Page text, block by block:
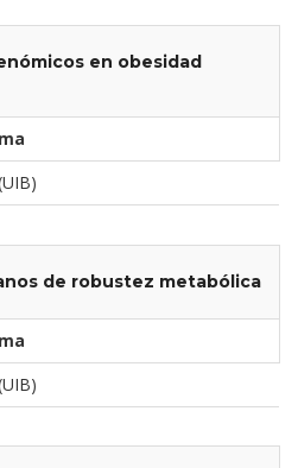
en obesidad
de robustez metabólica